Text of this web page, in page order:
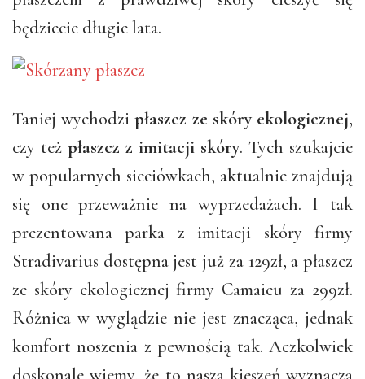
będziecie długie lata.
Taniej wychodzipłaszcz ze skóry ekologicznej,
czy też płaszcz z imitacji skóry. Tych szukajcie
w popularnych sieciówkach, aktualnie znajdują
się one przeważnie na wyprzedażach. I tak
prezentowana parka z imitacji skóry firmy
Stradivarius dostępna jest już za 129zł, a płaszcz
ze skóry ekologicznej firmy Camaieu za 299zł.
Różnica w wyglądzie nie jest znacząca, jednak
komfort noszenia z pewnością tak. Aczkolwiek
doskonale wiemy, że to nasza kieszeń wyznacza